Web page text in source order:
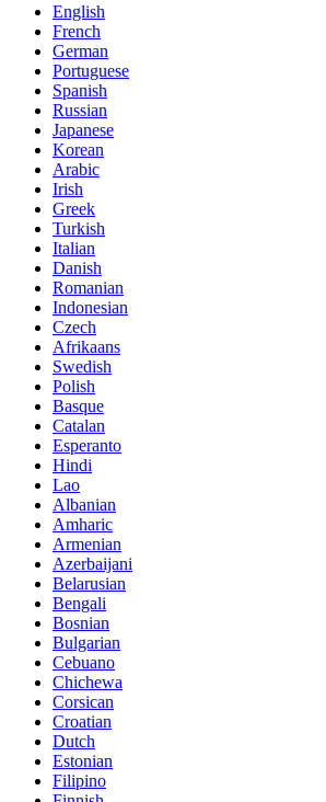
English
French
German
Portuguese
Spanish
Russian
Japanese
Korean
Arabic
Irish
Greek
Turkish
Italian
Danish
Romanian
Indonesian
Czech
Afrikaans
Swedish
Polish
Basque
Catalan
Esperanto
Hindi
Lao
Albanian
Amharic
Armenian
Azerbaijani
Belarusian
Bengali
Bosnian
Bulgarian
Cebuano
Chichewa
Corsican
Croatian
Dutch
Estonian
Filipino